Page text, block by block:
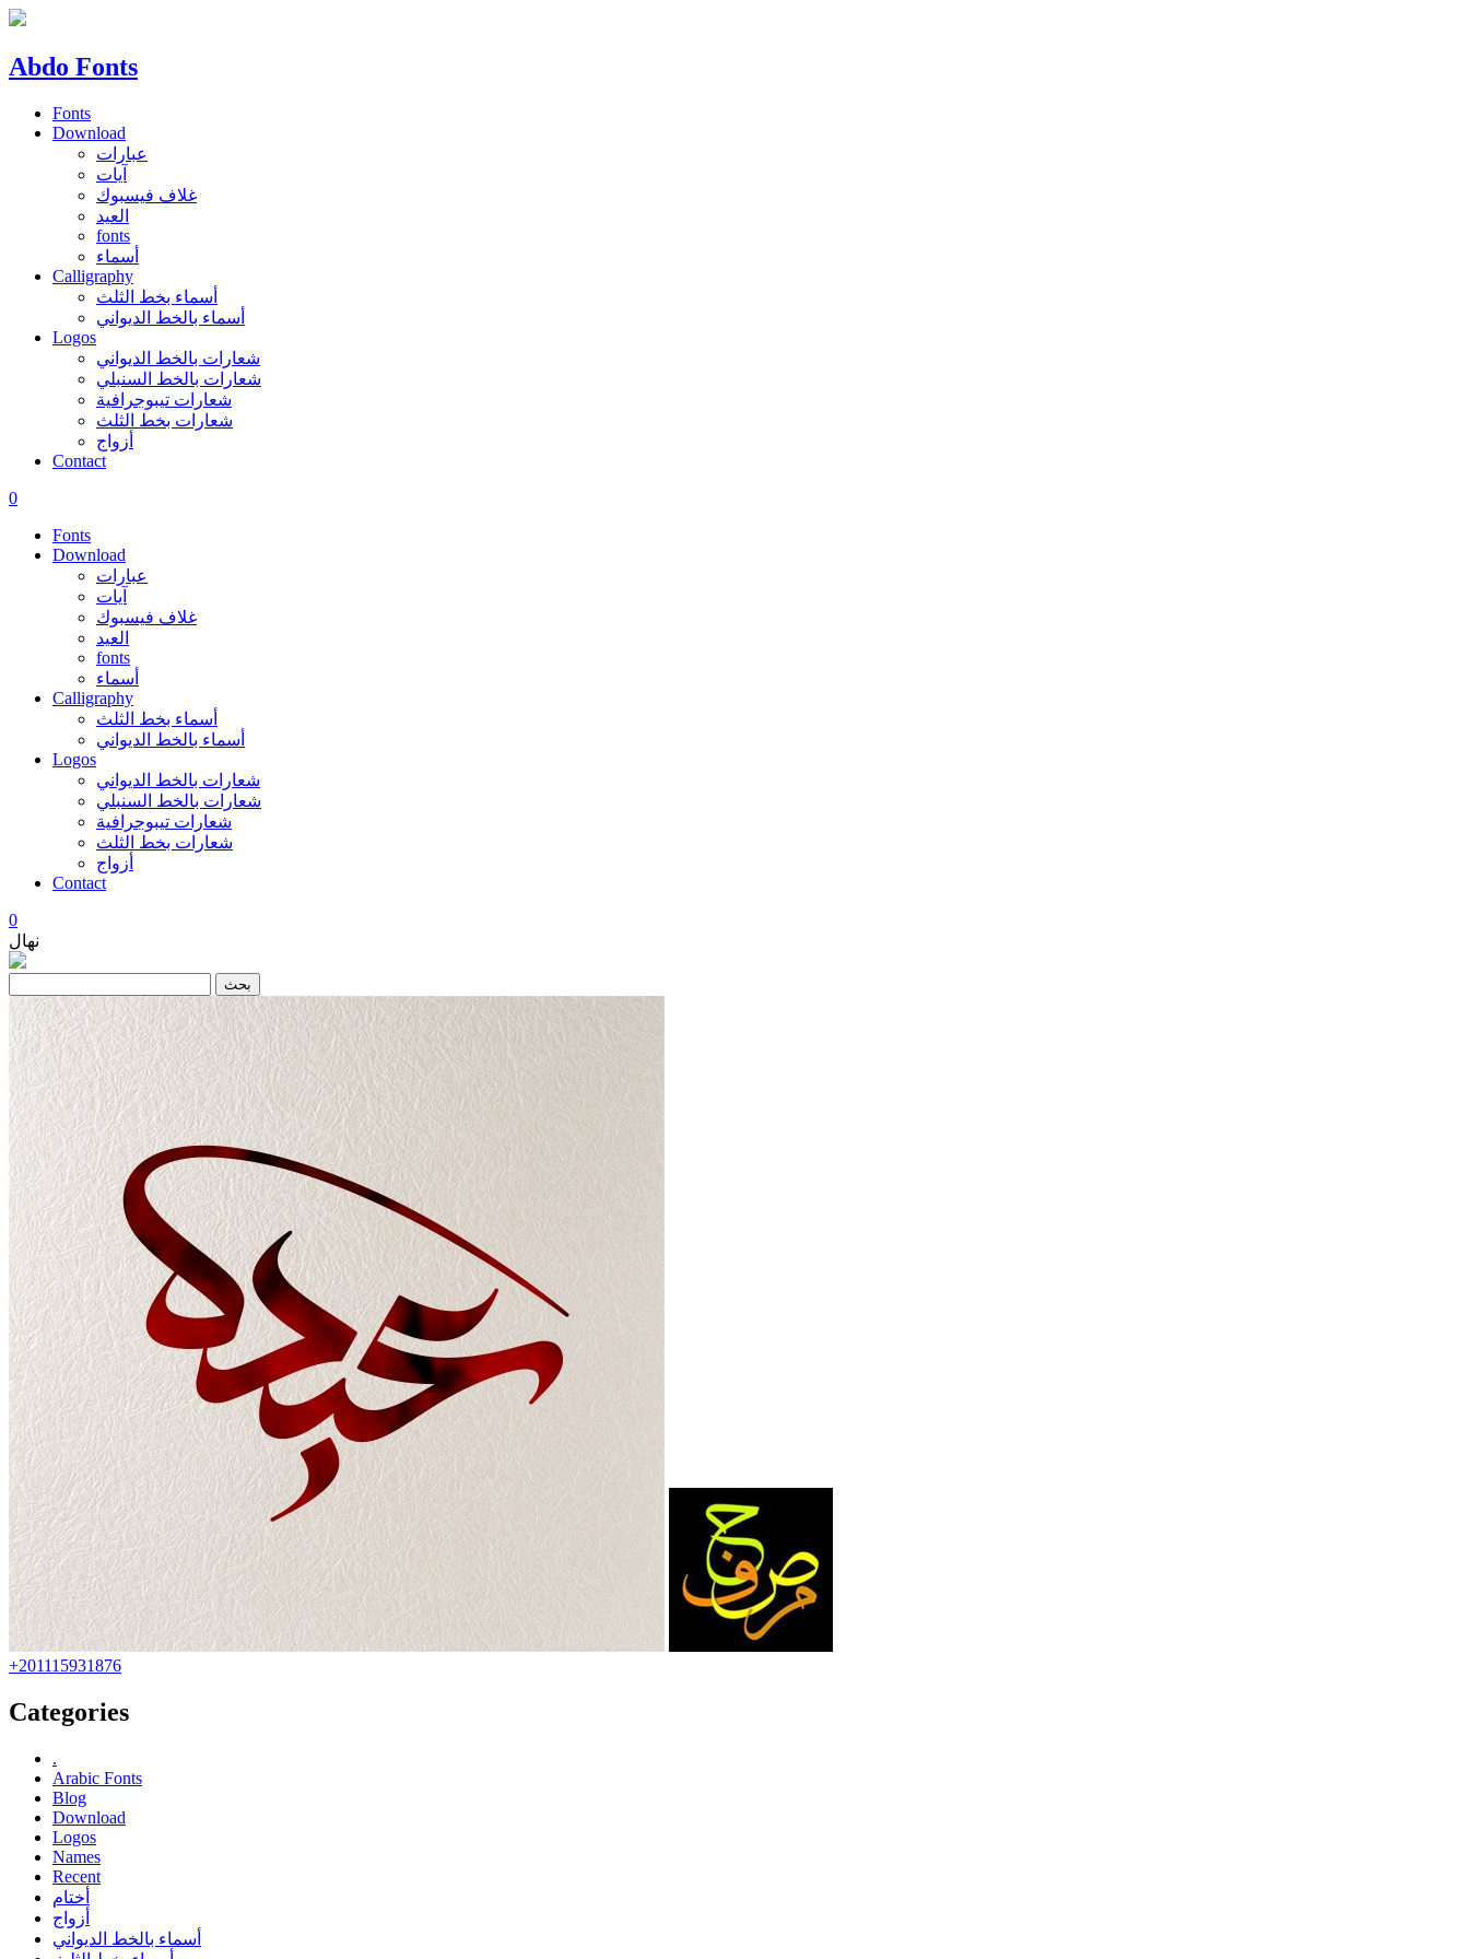
Abdo Fonts
Fonts
Download
عبارات
آيات
غلاف فيسبوك
العيد
fonts
أسماء
Calligraphy
أسماء بخط الثلث
أسماء بالخط الديواني
Logos
شعارات بالخط الديواني
شعارات بالخط السنبلي
شعارات تيبوجرافية
شعارات بخط الثلث
أزواج
Contact
0
Fonts
Download
عبارات
آيات
غلاف فيسبوك
العيد
fonts
أسماء
Calligraphy
أسماء بخط الثلث
أسماء بالخط الديواني
Logos
شعارات بالخط الديواني
شعارات بالخط السنبلي
شعارات تيبوجرافية
شعارات بخط الثلث
أزواج
Contact
0
نهال
+201115931876
Categories
.
Arabic Fonts
Blog
Download
Logos
Names
Recent
أختام
أزواج
أسماء بالخط الديواني